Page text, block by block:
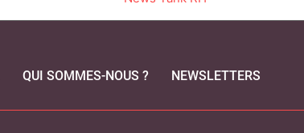
QUI SOMMES-NOUS ? NEWSLETTERS